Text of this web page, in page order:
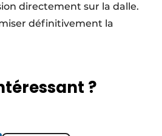
directement sur la dalle.
définitivement la
?